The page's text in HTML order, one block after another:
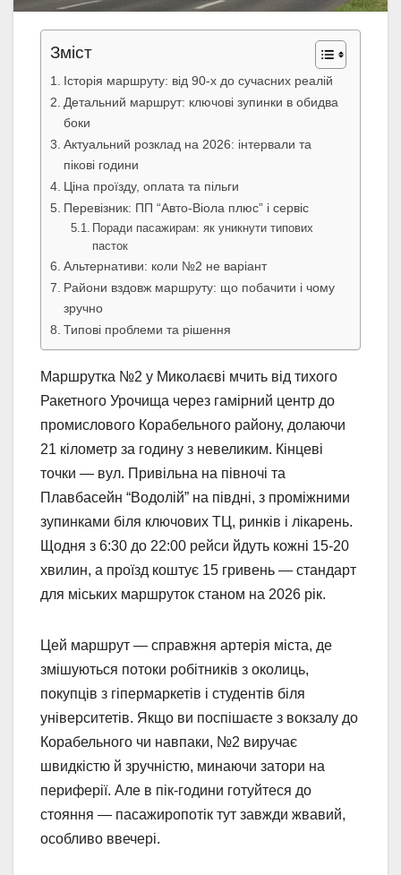
Зміст
Історія маршруту: від 90-х до сучасних реалій
Детальний маршрут: ключові зупинки в обидва
боки
Актуальний розклад на 2026: інтервали та
пікові години
Ціна проїзду, оплата та пільги
Перевізник: ПП “Авто-Віола плюс” і сервіс
Поради пасажирам: як уникнути типових
пасток
Альтернативи: коли №2 не варіант
Райони вздовж маршруту: що побачити і чому
зручно
Типові проблеми та рішення
Маршрутка №2 у Миколаєві мчить від тихого
Ракетного Урочища через гамірний центр до
промислового Корабельного району, долаючи
21 кілометр за годину з невеликим. Кінцеві
точки — вул. Привільна на півночі та
Плавбасейн “Водолій” на півдні, з проміжними
зупинками біля ключових ТЦ, ринків і лікарень.
Щодня з 6:30 до 22:00 рейси йдуть кожні 15-20
хвилин, а проїзд коштує 15 гривень — стандарт
для міських маршруток станом на 2026 рік.
Цей маршрут — справжня артерія міста, де
змішуються потоки робітників з околиць,
покупців з гіпермаркетів і студентів біля
університетів. Якщо ви поспішаєте з вокзалу до
Корабельного чи навпаки, №2 виручає
швидкістю й зручністю, минаючи затори на
периферії. Але в пік-години готуйтеся до
стояння — пасажиропотік тут завжди жвавий,
особливо ввечері.